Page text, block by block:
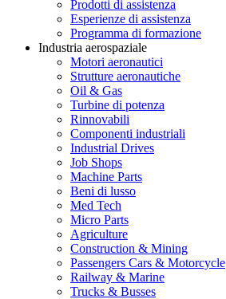
Prodotti di assistenza
Esperienze di assistenza
Programma di formazione
Industria aerospaziale
Motori aeronautici
Strutture aeronautiche
Oil & Gas
Turbine di potenza
Rinnovabili
Componenti industriali
Industrial Drives
Job Shops
Machine Parts
Beni di lusso
Med Tech
Micro Parts
Agriculture
Construction & Mining
Passengers Cars & Motorcycle
Railway & Marine
Trucks & Busses